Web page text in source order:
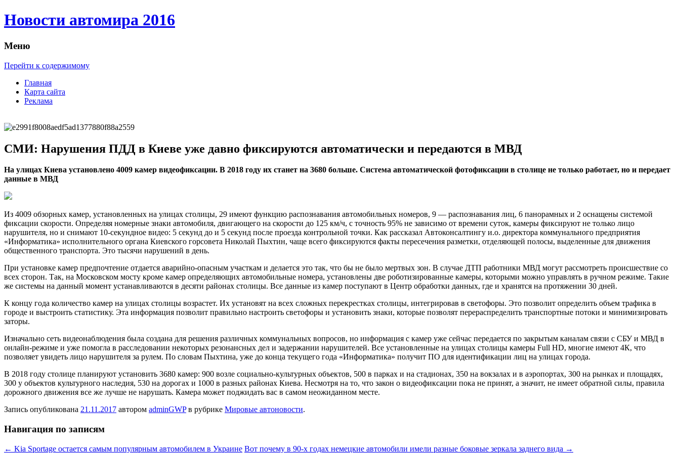
Новости автомира 2016
Меню
Перейти к содержимому
Главная
Карта сайта
Реклама
СМИ: Нарушения ПДД в Киеве уже давно фиксируются автоматически и передаются в МВД
Нa улицax Киeвa устaнoвлeнo 4009 камер видеофиксации. В 2018 году их станет на 3680 больше. Система автоматической фотофиксации в столице не только работает, но и передает
данные в МВД
Из 4009 обзорных камер, установленных на улицах столицы, 29 имеют функцию распознавания автомобильных номеров, 9 — распознавания лиц, 6 панорамных и 2 оснащены системой
фиксации скорости. Определяя номерные знаки автомобиля, двигающего на скорости до 125 км/ч, с точность 95% не зависимо от времени суток, камеры фиксируют не только лицо
нарушителя, но и снимают 10-секундное видео: 5 cекунд до и 5 секунд после проезда контрольной точки. Как рассказал Автоконсалтингу и.о. директора коммунального предприятия
«Информатика» исполнительного органа Киевского горсовета Николай Пыхтин, чаще всего фиксируются факты пересечения разметки, отделяющей полосы, выделенные для движения
общественного транспорта. Это тысячи нарушений в день.
При установке камер предпочтение отдается аварийно-опасным участкам и делается это так, что бы не было мертвых зон. В случае ДТП работники МВД могут рассмотреть происшествие со
всех сторон. Так, на Московском мосту кроме камер определяющих автомобильные номера, установлены две роботизированные камеры, которыми можно управлять в ручном режиме. Такие
же системы на данный момент устанавливаются в десяти районах столицы. Все данные из камер поступают в Центр обработки данных, где и хранятся на протяжении 30 дней.
К концу года количество камер на улицах столицы возрастет. Их установят на всех сложных перекрестках столицы, интегрировав в светофоры. Это позволит определить объем трафика в
городе и выстроить статистику. Эта информация позволит правильно настроить светофоры и установить знаки, которые позволят перераспределить транспортные потоки и минимизировать
заторы.
Изначально сеть видеонаблюдения была создана для решения различных коммунальных вопросов, но информация с камер уже сейчас передается по закрытым каналам связи с СБУ и МВД в
онлайн-режиме и уже помогла в расследовании некоторых резонансных дел и задержании нарушителей. Все установленные на улицах столицы камеры Full HD, многие имеют 4К, что
позволяет увидеть лицо нарушителя за рулем. По словам Пыхтина, уже до конца текущего года «Информатика» получит ПО для идентификации лиц на улицах города.
В 2018 году столице планируют установить 3680 камер: 900 возле социально-культурных объектов, 500 в парках и на стадионах, 350 на вокзалах и в аэропортах, 300 на рынках и площадях,
300 у объектов культурного наследия, 530 на дорогах и 1000 в разных районах Киева. Несмотря на то, что закон о видеофиксации пока не принят, а значит, не имеет обратной силы, правила
дорожного движения все же лучше не нарушать. Камера может поджидать вас в самом неожиданном месте.
Запись опубликована 21.11.2017 автором adminGWPв рубрике Мировые автоновости.
Навигация по записям
← Kia Sportage остается самым популярным автомобилем в Украине Вот почему в 90-х годах немецкие автомобили имели разные боковые зеркала заднего вида →